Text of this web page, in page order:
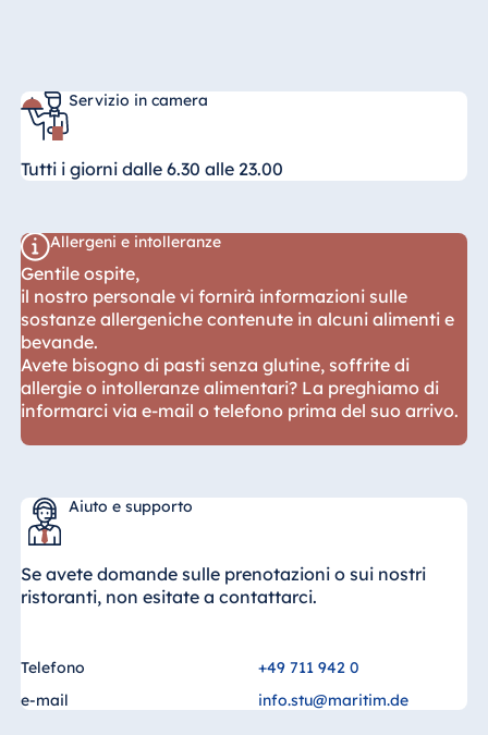
Servizio in camera
Tutti i giorni dalle 6.30 alle 23.00
Allergeni e intolleranze
Gentile ospite,
il nostro personale vi fornirà informazioni sulle
sostanze allergeniche contenute in alcuni alimenti e
bevande.
Avete bisogno di pasti senza glutine, soffrite di
allergie o intolleranze alimentari? La preghiamo di
informarci via e-mail o telefono prima del suo arrivo.
Aiuto e supporto
Se avete domande sulle prenotazioni o sui nostri
ristoranti, non esitate a contattarci.
Telefono
+49 711 942 0
e-mail
info.stu@maritim.de